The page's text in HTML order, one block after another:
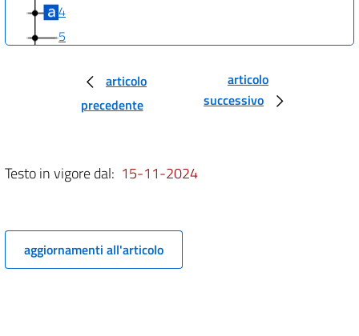
4
5
9
9 ter
10
articolo
precedente
articolo
successivo
Testo in vigore dal: 15-11-2024
aggiornamenti all'articolo